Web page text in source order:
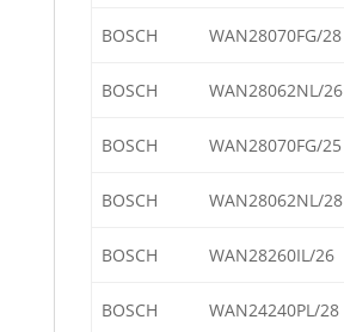
BOSCH WAN28070FG/28
BOSCH WAN28062NL/26
BOSCH WAN28070FG/25
BOSCH WAN28062NL/28
BOSCH WAN28260IL/26
BOSCH WAN24240PL/28